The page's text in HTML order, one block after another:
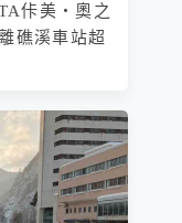
佧美‧奧之
礁溪車站超